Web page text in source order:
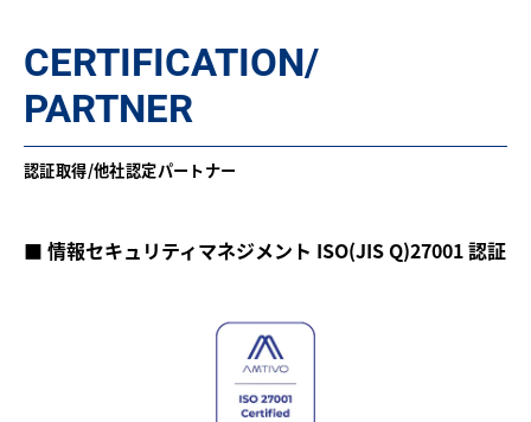
CERTIFICATION/
PARTNER
認証取得/他社認定パートナー
■ 情報セキュリティマネジメント ISO(JIS Q)27001 認証